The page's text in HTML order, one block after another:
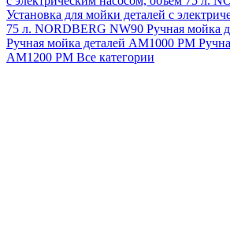
Установка для мойки деталей с
75 л. NORDBERG NW90 Ручная мойка
Ручная мойка деталей АМ1000 РМ
АМ1200 РМ Все категории